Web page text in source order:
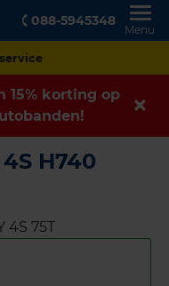
088-5945348
Menu
15% korting op
H740